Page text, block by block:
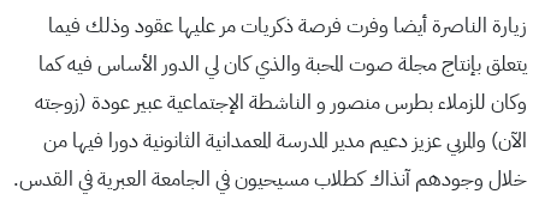
زيارة الناصرة أيضا وفرت فرصة ذكريات مر عليها عقود وذلك فيما
يتعلق بإنتاج مجلة صوت المحبة والذي كان لي الدور الأساس فيه كما
وكان للزملاء بطرس منصور و الناشطة الإجتماعية عبير عودة (زوجته
الآن) والمربي عزيز دعيم مدير المدرسة المعمدانية الثانونية دورا فيها من
خلال وجودهم آنذاك كطلاب مسيحيون في الجامعة العبرية في القدس.